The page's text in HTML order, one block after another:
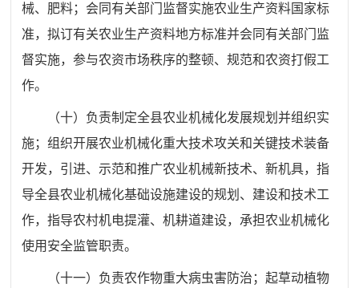
械、肥料；会同有关部门监督实施农业生产资料国家标
准，拟订有关农业生产资料地方标准并会同有关部门监
督实施，参与农资市场秩序的整顿、规范和农资打假工
作。
（十）负责制定全县农业机械化发展规划并组织实
施；组织开展农业机械化重大技术攻关和关键技术装备
开发，引进、示范和推广农业机械新技术、新机具，指
导全县农业机械化基础设施建设的规划、建设和技术工
作，指导农村机电提灌、机耕道建设，承担农业机械化
使用安全监管职责。
（十一）负责农作物重大病虫害防治；起草动植物